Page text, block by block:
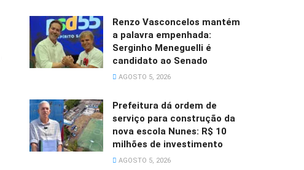
Renzo Vasconcelos mantém
a palavra empenhada:
Serginho Meneguelli é
candidato ao Senado
AGOSTO 5, 2026
Prefeitura dá ordem de
serviço para construção da
nova escola Nunes: R$ 10
milhões de investimento
AGOSTO 5, 2026